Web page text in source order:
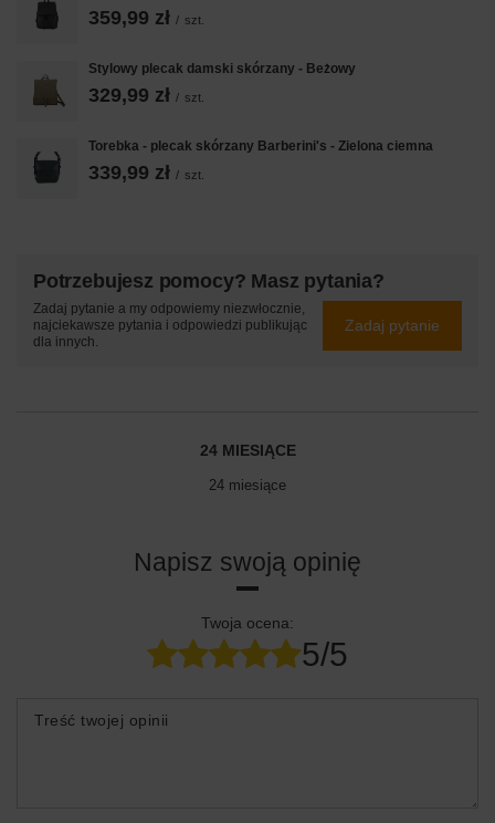
359,99 zł / szt.
Stylowy plecak damski skórzany - Beżowy
329,99 zł / szt.
Torebka - plecak skórzany Barberini's - Zielona ciemna
339,99 zł / szt.
Potrzebujesz pomocy? Masz pytania?
Zadaj pytanie a my odpowiemy niezwłocznie,
najciekawsze pytania i odpowiedzi publikując
dla innych.
Zadaj pytanie
24 MIESIĄCE
24 miesiące
Napisz swoją opinię
Twoja ocena:
5/5
Treść twojej opinii